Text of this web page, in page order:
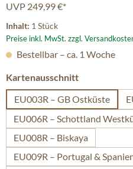
UVP 249,99 €*
Inhalt: 1 Stück
Preise inkl. MwSt. zzgl.
Bestellbar – ca. 1 Woche
Kartenausschnittauswählen
EU003R – GB Ostküste
EU006R – Schottland
EU008R – Biskaya
EU009R – Portugal &